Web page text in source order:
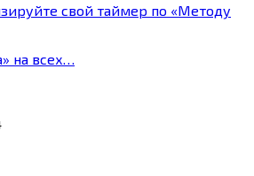
свой таймер по «Методу
на всех…